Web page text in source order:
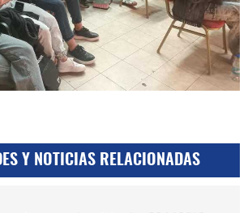
Y NOTICIAS RELACIONADAS